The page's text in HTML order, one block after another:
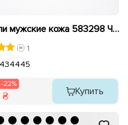
Сандали мужские кожа 583298 Черные распродажа
1
434445
-22%
₴ Купить